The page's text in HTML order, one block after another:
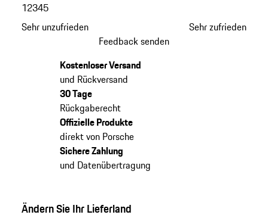
Sehr unzufrieden
12345
Sehr zufrieden
Feedback senden
Kostenloser Versand
und Rückversand
30 Tage
Rückgaberecht
Offizielle Produkte
direkt von Porsche
Sichere Zahlung
und Datenübertragung
Ändern Sie Ihr Lieferland